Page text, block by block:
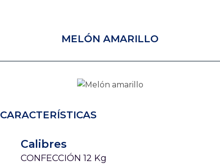
MELÓN AMARILLO
CARACTERÍSTICAS
Calibres
CONFECCIÓN 12 Kg